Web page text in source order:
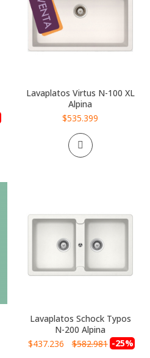
Lavaplatos Virtus N-100 XL
Alpina
$535.399
Lavaplatos Schock Typos
N-200 Alpina
-25%
Precio
$437.236 $582.981